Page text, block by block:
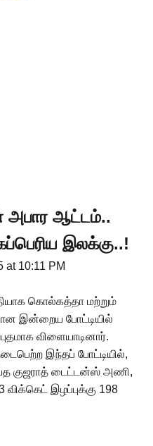
அபார ஆட்டம்..
இலக்கு..!
at 10:11 PM
கொல்கத்தா மற்றும்
இன்றைய போட்டியில்
விளையாடினார்.
இந்தப் போட்டியில்,
குஜராத் டைட்டன்ஸ் அணி,
இழப்புக்கு 198